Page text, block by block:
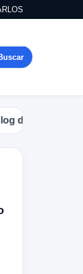
Carlos.